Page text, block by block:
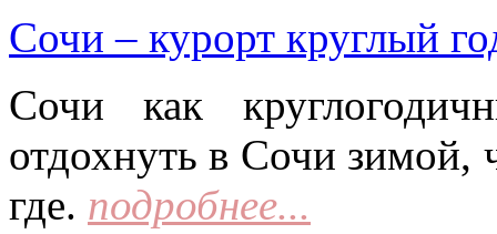
Сочи – курорт круглый
Сочи как
отдохнуть в Сочи зимой,
где. подробнее...